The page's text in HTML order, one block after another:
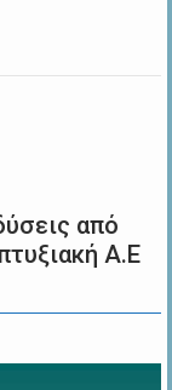
από
Α.Ε